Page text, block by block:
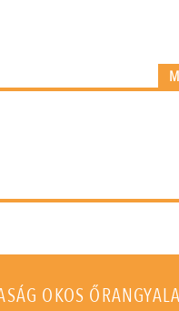
OKOS ŐRANGYALA